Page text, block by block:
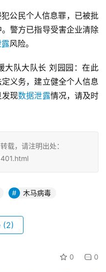
公民个人信息罪，已被批
警方已指导受害企业清除
风险。
大队大队长 刘园园：在此
义务，建立健全个人信息
发现数据泄露情况，请及时
载，请注明出处：
木马病毒
(2)
0 0